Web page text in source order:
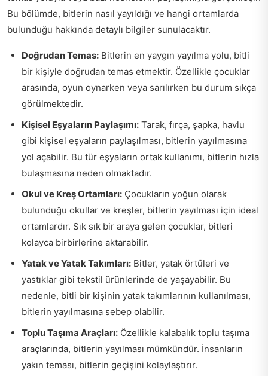
Bu bölümde, bitlerin nasıl yayıldığı ve hangi ortamlarda
bulunduğu hakkında detaylı bilgiler sunulacaktır.
Doğrudan Temas: Bitlerin en yaygın yayılma yolu, bitli
bir kişiyle doğrudan temas etmektir. Özellikle çocuklar
arasında, oyun oynarken veya sarılırken bu durum sıkça
görülmektedir.
Kişisel Eşyaların Paylaşımı: Tarak, fırça, şapka, havlu
gibi kişisel eşyaların paylaşılması, bitlerin yayılmasına
yol açabilir. Bu tür eşyaların ortak kullanımı, bitlerin hızla
bulaşmasına neden olmaktadır.
Okul ve Kreş Ortamları: Çocukların yoğun olarak
bulunduğu okullar ve kreşler, bitlerin yayılması için ideal
ortamlardır. Sık sık bir araya gelen çocuklar, bitleri
kolayca birbirlerine aktarabilir.
Yatak ve Yatak Takımları: Bitler, yatak örtüleri ve
yastıklar gibi tekstil ürünlerinde de yaşayabilir. Bu
nedenle, bitli bir kişinin yatak takımlarının kullanılması,
bitlerin yayılmasına sebep olabilir.
Toplu Taşıma Araçları: Özellikle kalabalık toplu taşıma
araçlarında, bitlerin yayılması mümkündür. İnsanların
yakın teması, bitlerin geçişini kolaylaştırır.